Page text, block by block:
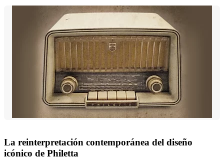
La reinterpretación contemporánea del diseño
icónico de Philetta